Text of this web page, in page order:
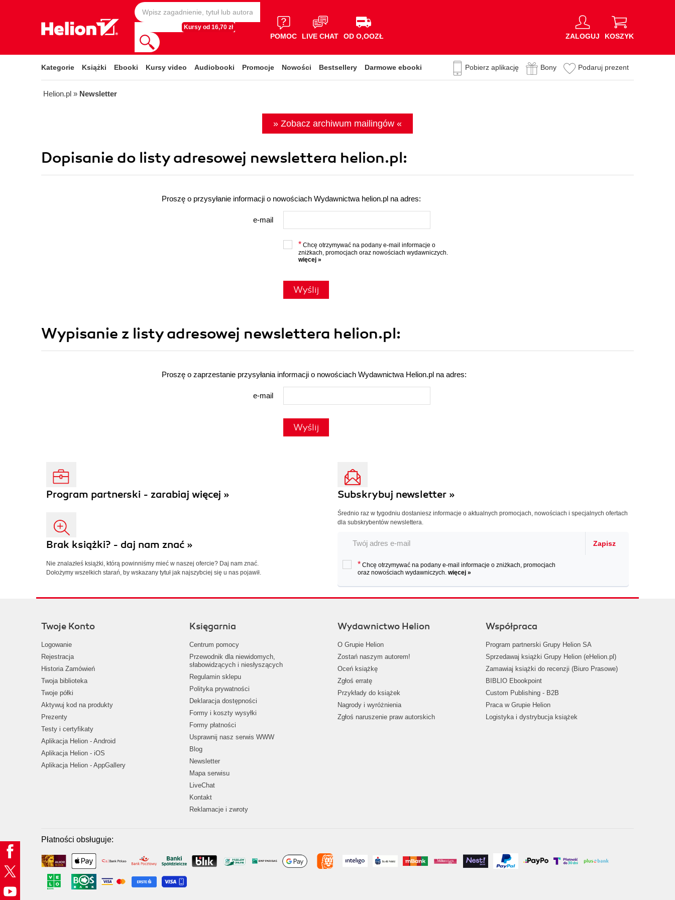
Kursy od 16,70 zł
POMOC LIVE CHAT OD O,OOZŁ ZALOGUJ KOSZYK
Kategorie Książki Ebooki Kursy video Audiobooki Promocje Nowości Bestsellery Darmowe ebooki Pobierz aplikację Bony Podaruj prezent
Helion.pl » Newsletter
» Zobacz archiwum mailingów «
Dopisanie do listy adresowej newslettera helion.pl:
Proszę o przysyłanie informacji o nowościach Wydawnictwa helion.pl na adres:
e-mail
*
zniżkach, promocjach oraz nowościach wydawniczych.
więcej »
Wyślij
Wypisanie z listy adresowej newslettera helion.pl:
Proszę o zaprzestanie przysyłania informacji o nowościach Wydawnictwa Helion.pl na adres:
e-mail
Wyślij
Program partnerski - zarabiaj więcej »
Brak książki? - daj nam znać »
Nie znalazłeś książki, którą powinniśmy mieć w naszej ofercie? Daj nam znać.
Dołożymy wszelkich starań, by wskazany tytuł jak najszybciej się u nas pojawił.
Subskrybuj newsletter »
Średnio raz w tygodniu dostaniesz informacje o aktualnych promocjach, nowościach i specjalnych ofertach
dla subskrybentów newslettera.
Zapisz
* Chcę otrzymywać na podany e-mail informacje o zniżkach, promocjach
oraz nowościach wydawniczych. więcej »
Twoje Konto
Logowanie
Rejestracja
Historia Zamówień
Twoja biblioteka
Twoje półki
Aktywuj kod na produkty
Prezenty
Testy i certyfikaty
Aplikacja Helion - Android
Aplikacja Helion - iOS
Aplikacja Helion - AppGallery
Księgarnia
Centrum pomocy
Przewodnik dla niewidomych,
słabowidzących i niesłyszących
Regulamin sklepu
Polityka prywatności
Deklaracja dostępności
Formy i koszty wysyłki
Formy płatności
Usprawnij nasz serwis WWW
Blog
Newsletter
Mapa serwisu
LiveChat
Kontakt
Reklamacje i zwroty
Wydawnictwo Helion
O Grupie Helion
Zostań naszym autorem!
Oceń książkę
Zgłoś erratę
Przykłady do książek
Nagrody i wyróżnienia
Zgłoś naruszenie praw autorskich
Współpraca
Program partnerski Grupy Helion SA
Sprzedawaj książki Grupy Helion (eHelion.pl)
Zamawiaj książki do recenzji (Biuro Prasowe)
BIBLIO Ebookpoint
Custom Publishing - B2B
Praca w Grupie Helion
Logistyka i dystrybucja książek
Płatności obsługuje: